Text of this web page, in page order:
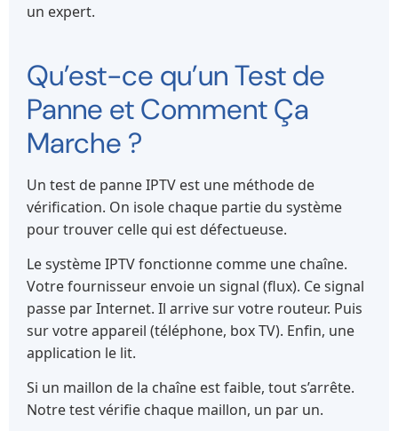
un expert.
Qu’est-ce qu’un Test de
Panne et Comment Ça
Marche ?
Un test de panne IPTV est une méthode de
vérification. On isole chaque partie du système
pour trouver celle qui est défectueuse.
Le système IPTV fonctionne comme une chaîne.
Votre fournisseur envoie un signal (flux). Ce signal
passe par Internet. Il arrive sur votre routeur. Puis
sur votre appareil (téléphone, box TV). Enfin, une
application le lit.
Si un maillon de la chaîne est faible, tout s’arrête.
Notre test vérifie chaque maillon, un par un.